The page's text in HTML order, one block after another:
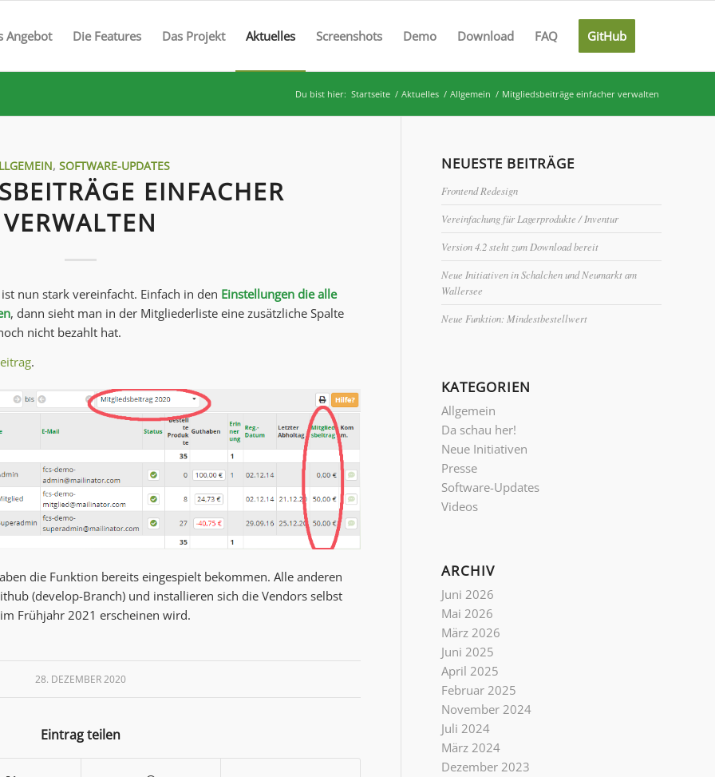
Angebot Die Features Das Projekt Aktuelles Screenshots Demo Download FAQ GitHub
Du bist hier: Startseite / Aktuelles / Allgemein / Mitgliedsbeiträge einfacher verwalten
,SOFTWARE-UPDATES
EINFACHER
VERWALTEN
nun stark vereinfacht. Einfach in den Einstellungen die alle
, dann sieht man in der Mitgliederliste eine zusätzliche Spalte
nicht bezahlt hat.
.
die Funktion bereits eingespielt bekommen. Alle anderen
(develop-Branch) und installieren sich die Vendors selbst
Frühjahr 2021 erscheinen wird.
28. DEZEMBER 2020
Eintrag teilen
NEUESTE BEITRÄGE
Frontend Redesign
Vereinfachung für Lagerprodukte / Inventur
Version 4.2 steht zum Download bereit
Neue Initiativen in Schalchen und Neumarkt am
Wallersee
Neue Funktion: Mindestbestellwert
KATEGORIEN
Allgemein
Da schau her!
Neue Initiativen
Presse
Software-Updates
Videos
ARCHIV
Juni 2026
Mai 2026
März 2026
Juni 2025
April 2025
Februar 2025
November 2024
Juli 2024
März 2024
Dezember 2023